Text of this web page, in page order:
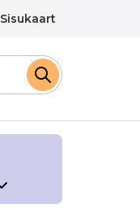
Sisukaart